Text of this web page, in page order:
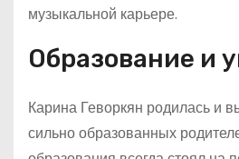
музыкальной карьере.
Образование и
Карина Геворкян родилась и
сильно образованных